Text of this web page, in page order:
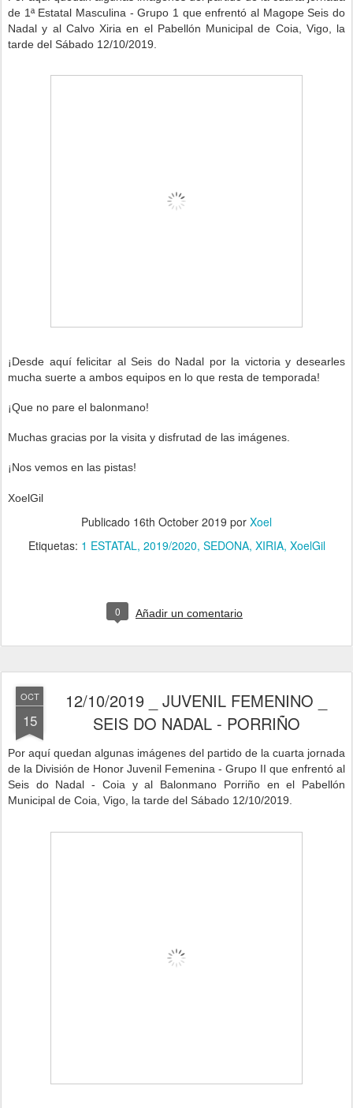
de 1ª Estatal Masculina - Grupo 1 que enfrentó al Magope Seis do
Nadal y al Calvo Xiriaen el Pabellón Municipal de Coia, Vigo, la
tarde del Sábado 12/10/2019.
¡Desde aquí felicitar al Seis do Nadal por la victoriay desearles
mucha suerte a ambos equipos en lo que resta de temporada!
¡Que no pare el balonmano!
Muchas gracias por la visita y disfrutad de las imágenes.
¡Nos vemos en las pistas!
XoelGil
Publicado 16th October 2019 por Xoel
Etiquetas: 1 ESTATAL 2019/2020 SEDONA XIRIA XoelGil
0 Añadir un comentario
OCT
15
12/10/2019 _ JUVENIL FEMENINO _
SEIS DO NADAL - PORRIÑO
Por aquí quedan algunas imágenes del partido de la cuarta jornada
de la División de Honor Juvenil Femenina - Grupo II que enfrentó al
Seis do Nadal - Coia y al Balonmano Porriño en el Pabellón
Municipal de Coia, Vigo, la tarde del Sábado 12/10/2019.